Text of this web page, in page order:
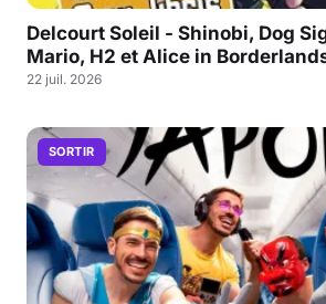
Delcourt Soleil - Shinobi, Dog
Mario, H2 et Alice in
22 juil. 2026
SORTIR